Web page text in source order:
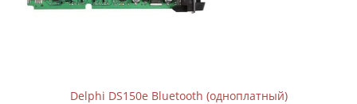
Delphi DS150e Bluetooth (одноплатный)